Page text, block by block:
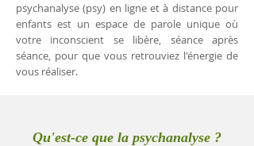
psychanalyse (psy) en ligne et à distance pour
enfants est un espace de parole unique où
votre inconscient se libère, séance après
séance, pour que vous retrouviez l'énergie de
vous réaliser.
Qu'est-ce que la psychanalyse ?